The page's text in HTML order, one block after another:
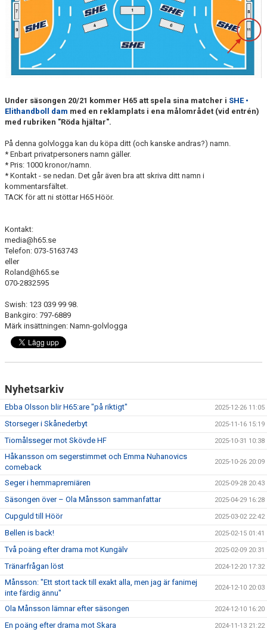
TRÄNINGSTIDER
HANDBOLLSLIGANDAM.SE
SPELSCHEMA
GAMEDAY-APPEN
MATCHPROGRAM
KONTAKT
Under säsongen 20/21 kommer H65 att spela sina matcher i SHE •
Elithandboll dam med en reklamplats i ena målområdet (vid entrén)
med rubriken "Röda hjältar".
På denna golvlogga kan du köpa ditt (och kanske andras?) namn.
* Enbart privatpersoners namn gäller.
* Pris: 1000 kronor/namn.
* Kontakt - se nedan. Det går även bra att skriva ditt namn i
kommentarsfältet.
TACK för att ni stöttar H65 Höör.
Kontakt:
media@h65.se
Telefon: 073-5163743
eller
Roland@h65.se
070-2832595
Swish: 123 039 99 98.
Bankgiro: 797-6889
Märk insättningen: Namn-golvlogga
Nyhetsarkiv
Ebba Olsson blir H65:are "på riktigt" 2025-12-26 11:05
Storseger i Skånederbyt 2025-11-16 15:19
Tiomålsseger mot Skövde HF 2025-10-31 10:38
Håkansson om segerstimmet och Emma Nuhanovics
comeback
2025-10-26 20:09
Seger i hemmapremiären 2025-09-28 20:43
Säsongen över – Ola Månsson sammanfattar 2025-04-29 16:28
Cupguld till Höör 2025-03-02 22:42
Bellen is back! 2025-02-15 01:41
Två poäng efter drama mot Kungälv 2025-02-09 20:31
Tränarfrågan löst 2024-12-20 17:32
Månsson: "Ett stort tack till exakt alla, men jag är fanimej
inte färdig ännu"
2024-12-10 20:03
Ola Månsson lämnar efter säsongen 2024-12-10 16:20
En poäng efter drama mot Skara 2024-11-13 21:22